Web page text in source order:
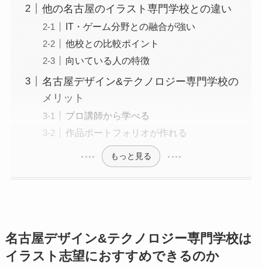
他の名古屋のイラスト専門学校との違い
IT・ゲーム分野との融合が強い
他校との比較ポイント
向いている人の特徴
名古屋デザイン&テクノロジー専門学校の
メリット
プロ講師から学べる
作品ポートフォリオが作れる
もっと見る
名古屋デザイン&テクノロジー専門学校は
イラスト志望におすすめできるのか